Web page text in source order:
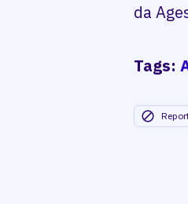
da
Tags: